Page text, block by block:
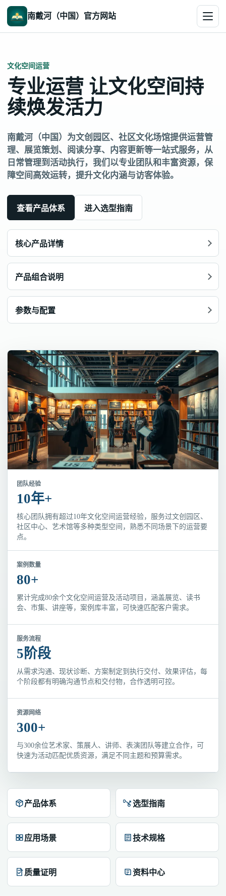
南戴河（中国）官方网站
文化空间运营
专业运营 让文化空间持
续焕发活力
南戴河（中国）为文创园区、社区文化场馆提供运营管
理、展览策划、阅读分享、内容更新等一站式服务，从
日常管理到活动执行，我们以专业团队和丰富资源，保
障空间高效运转，提升文化内涵与访客体验。
查看产品体系 进入选型指南
核心产品详情
产品组合说明
参数与配置
团队经验
10年+
核心团队拥有超过10年文化空间运营经验，服务过文创园区、
社区中心、艺术馆等多种类型空间，熟悉不同场景下的运营要
点。
案例数量
80+
累计完成80余个文化空间运营及活动项目，涵盖展览、读书
会、市集、讲座等，案例库丰富，可快速匹配客户需求。
服务流程
5阶段
从需求沟通、现状诊断、方案制定到执行交付、效果评估，每
个阶段都有明确沟通节点和交付物，合作透明可控。
资源网络
300+
与300余位艺术家、策展人、讲师、表演团队等建立合作，可
快速为活动匹配优质资源，满足不同主题和预算需求。
产品体系 选型指南
应用场景 技术规格
质量证明 资料中心